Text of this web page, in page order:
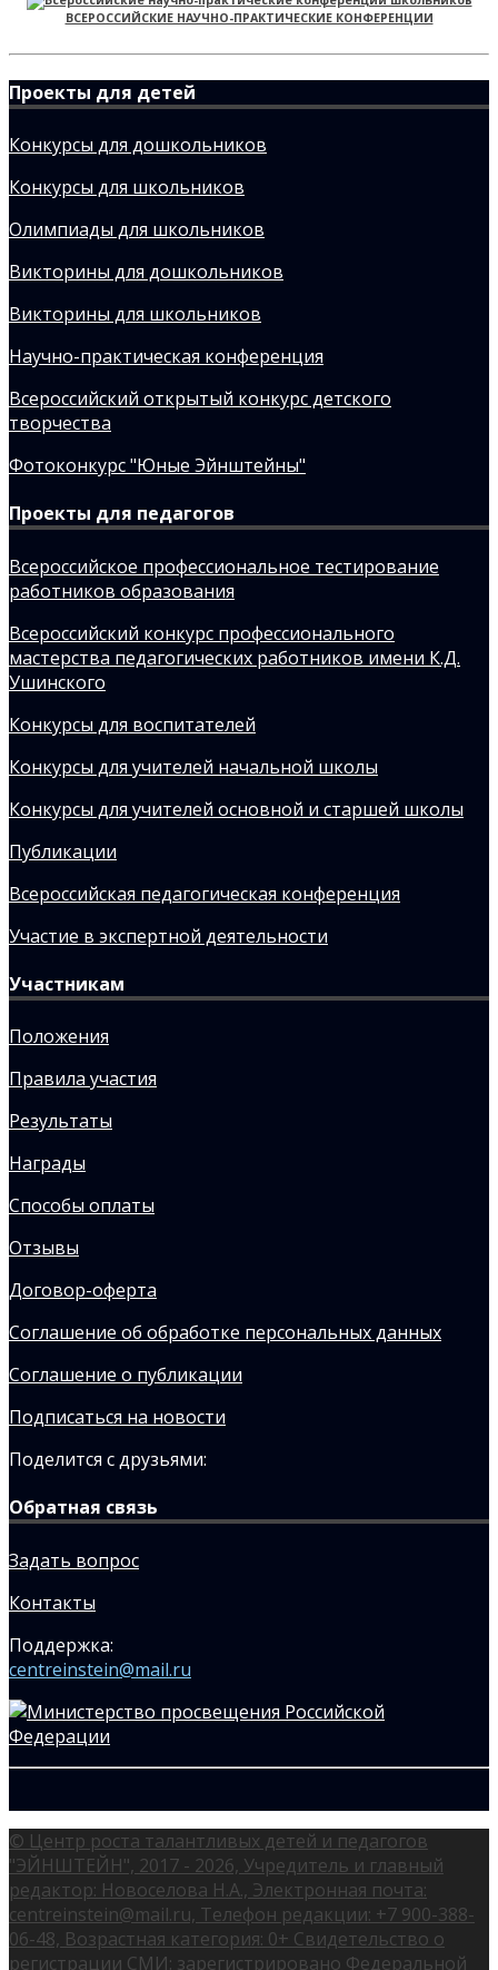
ВСЕРОССИЙСКИЕ НАУЧНО-ПРАКТИЧЕСКИЕ КОНФЕРЕНЦИИ
Проекты для детей
Конкурсы для дошкольников
Конкурсы для школьников
Олимпиады для школьников
Викторины для дошкольников
Викторины для школьников
Научно-практическая конференция
Всероссийский открытый конкурс детского
творчества
Фотоконкурс "Юные Эйнштейны"
Проекты для педагогов
Всероссийское профессиональное тестирование
работников образования
Всероссийский конкурс профессионального
мастерства педагогических работников имени К.Д.
Ушинского
Конкурсы для воспитателей
Конкурсы для учителей начальной школы
Конкурсы для учителей основной и старшей школы
Публикации
Всероссийская педагогическая конференция
Участие в экспертной деятельности
Участникам
Положения
Правила участия
Результаты
Награды
Способы оплаты
Отзывы
Договор-оферта
Соглашение об обработке персональных данных
Соглашение о публикации
Подписаться на новости
Поделится с друзьями:
Обратная связь
Задать вопрос
Контакты
Поддержка:
centreinstein@mail.ru
© Центр роста талантливых детей и педагогов
"ЭЙНШТЕЙН", 2017 - 2026, Учредитель и главный
редактор: Новоселова Н.А., Электронная почта:
centreinstein@mail.ru, Телефон редакции: +7 900-388-
06-48, Возрастная категория: 0+ Свидетельство о
регистрации СМИ: зарегистрировано Федеральной